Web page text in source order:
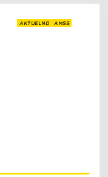
AKTUELNO AMSS